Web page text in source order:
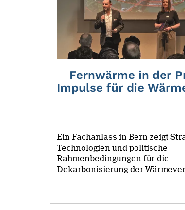
Fernwärme in der
Impulse für die
Ein Fachanlass in Bern zeigt
Technologien und politische
Rahmenbedingungen für die
Dekarbonisierung der